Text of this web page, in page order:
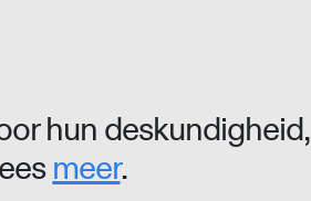
hun deskundigheid,
meer.